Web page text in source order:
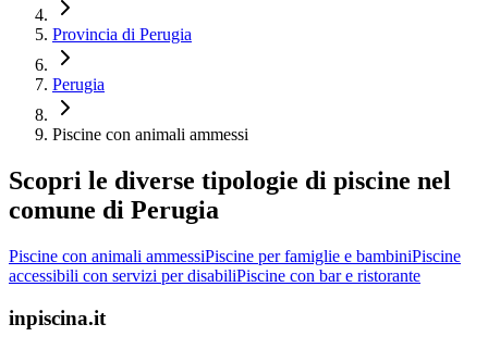
Provincia di Perugia
Perugia
Piscine con animali ammessi
Scopri le diverse tipologie di piscine nel
comune di Perugia
Piscine con animali ammessiPiscine per famiglie e bambiniPiscine
accessibili con servizi per disabiliPiscine con bar e ristorante
inpiscina.it